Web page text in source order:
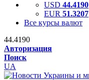
USD 44.4190
EUR 51.3207
Все курсы валют
44.4190
Авторизация
Поиск
UA